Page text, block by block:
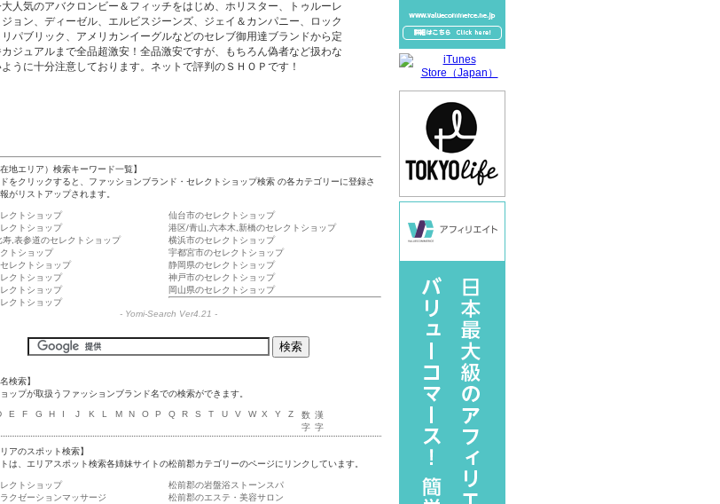
人気のアバクロンビー＆フィッチをはじめ、ホリスター、トゥルーレ
ジョン、ディーゼル、エルビスジーンズ、ジェイ＆カンパニー、ロック
リパブリック、アメリカンイーグルなどのセレブ御用達ブランドから定
ジュアルまで全品超激安！全品激安ですが、もちろん偽者など扱わな
ように十分注意しております。ネットで評判のＳＨＯＰです！
在地エリア）検索キーワード一覧】
をクリックすると、ファッションブランド・セレクトショップ検索 の各カテゴリーに登録さ
がリストアップされます。
クトショップ
仙台市のセレクトショップ
クトショップ
港区/青山,六本木,新橋のセレクトショップ
寿,表参道のセレクトショップ
横浜市のセレクトショップ
トショップ
宇都宮市のセレクトショップ
レクトショップ
静岡県のセレクトショップ
クトショップ
神戸市のセレクトショップ
クトショップ
岡山県のセレクトショップ
クトショップ
- Yomi-Search Ver4.21 -
検索】
ップが取扱うファッションブランド名での検索ができます。
E F G H I J K L M N O P Q R S T U V W X Y Z
数
字
漢
字
アのスポット検索】
は、エリアスポット検索各姉妹サイトの松前郡カテゴリーのページにリンクしています。
クトショップ
松前郡の岩盤浴ストーンスパ
クゼーションマッサージ
松前郡のエステ・美容サロン